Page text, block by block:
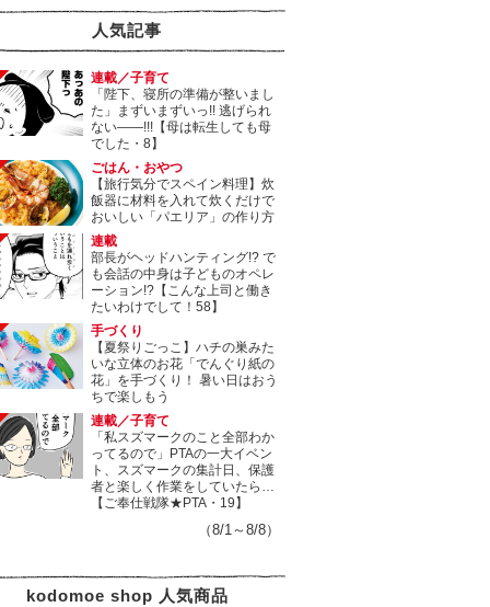
人気記事
連載／子育て
「陛下、寝所の準備が整いまし
た」まずいまずいっ!! 逃げられ
ない――!!!【母は転生しても母
でした・8】
ごはん・おやつ
【旅行気分でスペイン料理】炊
飯器に材料を入れて炊くだけで
おいしい「パエリア」の作り方
連載
部長がヘッドハンティング!? で
も会話の中身は子どものオペレ
ーション!?【こんな上司と働き
たいわけでして！58】
手づくり
【夏祭りごっこ】ハチの巣みた
いな立体のお花「でんぐり紙の
花」を手づくり！ 暑い日はおう
ちで楽しもう
連載／子育て
「私スズマークのこと全部わか
ってるので」PTAの一大イベン
ト、スズマークの集計日、保護
者と楽しく作業をしていたら…
【ご奉仕戦隊★PTA・19】
（8/1～8/8）
kodomoe shop 人気商品